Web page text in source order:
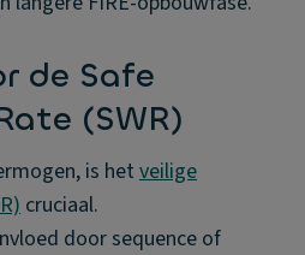
de Safe
(SWR)
is het veilige
cruciaal.
door sequence of